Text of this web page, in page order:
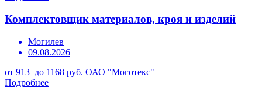
Комплектовщик материалов, кроя и изделий
Могилев
09.08.2026
от 913 до 1168 руб. ОАО "Моготекс"
Подробнее